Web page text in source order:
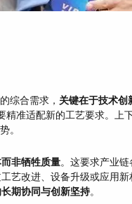
综合需求， 关键在于技术创
精准适配新的工艺要求。上
。
非牺牲质量。这要求产业
艺改进、设备升级或应用
期协同与创新坚持。